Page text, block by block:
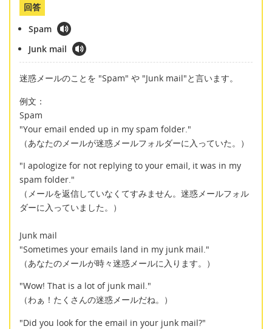
回答
Spam
Junk mail
迷惑メールのことを "Spam" や "Junk mail"と言います。
例文：
Spam
"Your email ended up in my spam folder."
（あなたのメールが迷惑メールフォルダーに入っていた。）
"I apologize for not replying to your email, it was in my
spam folder."
（メールを返信していなくてすみません。迷惑メールフォル
ダーに入っていました。）
Junk mail
"Sometimes your emails land in my junk mail."
（あなたのメールが時々迷惑メールに入ります。）
"Wow! That is a lot of junk mail."
（わぁ！たくさんの迷惑メールだね。）
"Did you look for the email in your junk mail?"